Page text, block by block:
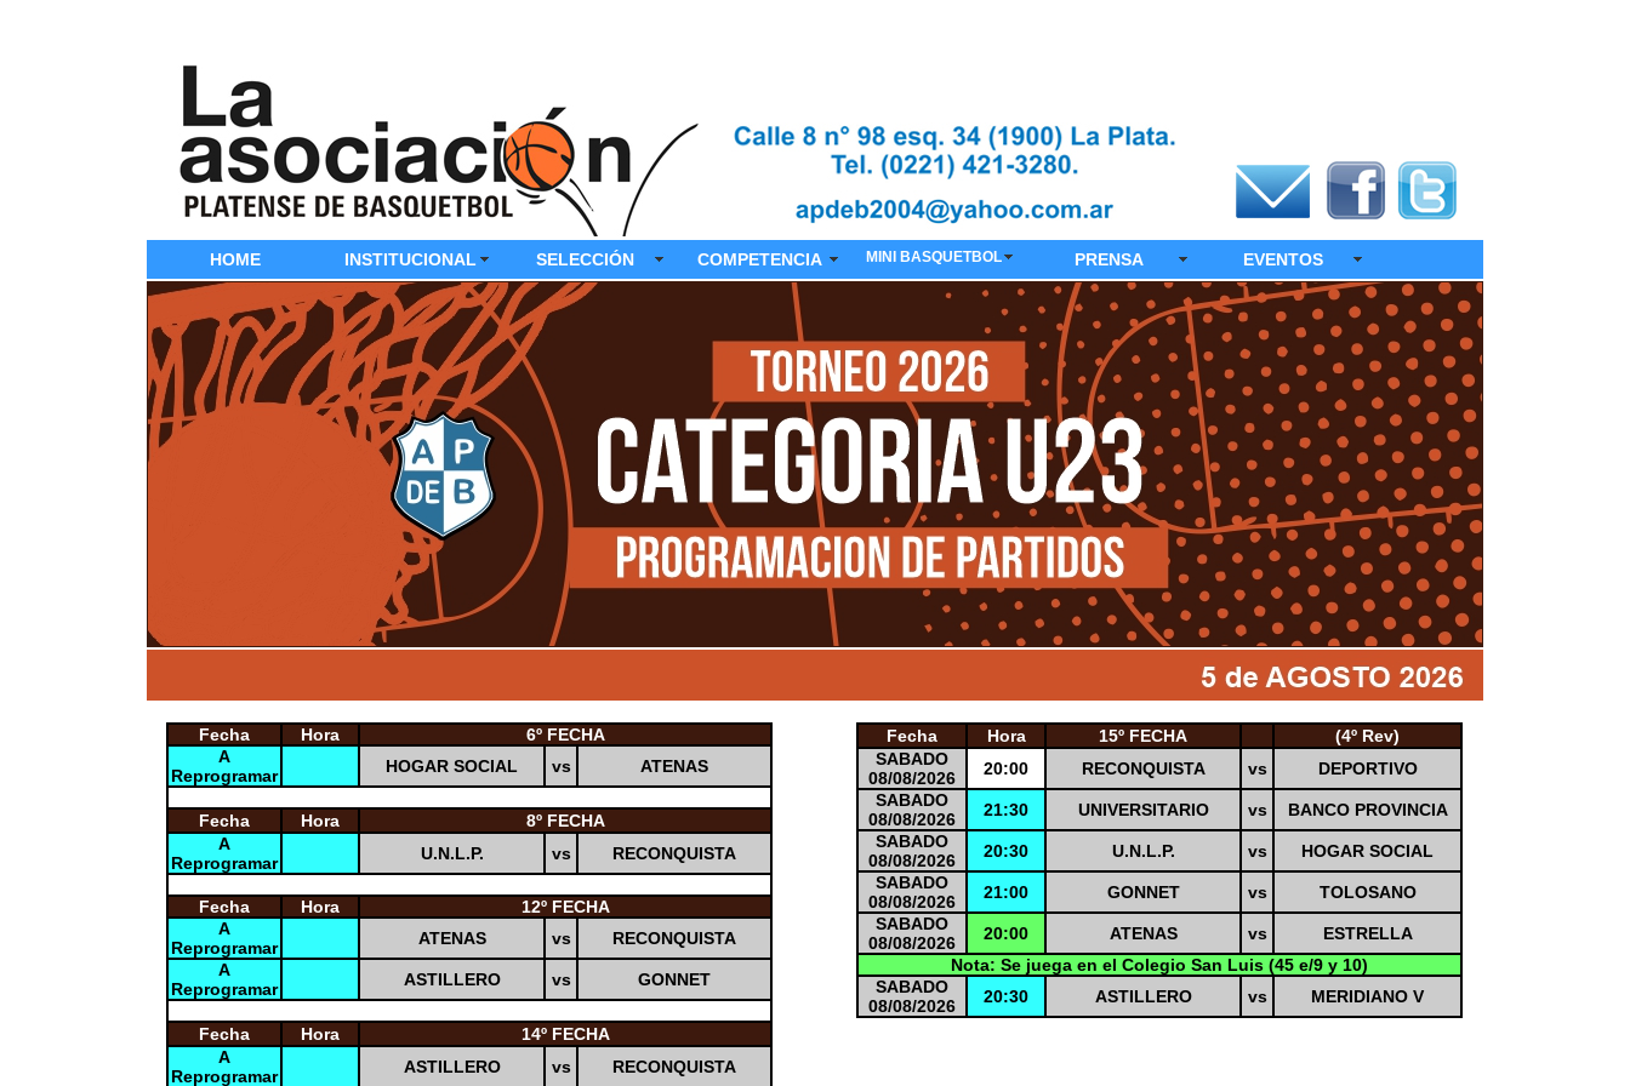
HOME INSTITUCIONAL SELECCIÓN COMPETENCIA MINI BASQUETBOL PRENSA EVENTOS
Fecha Hora
6º FECHA
A
Reprogramar
HOGAR SOCIAL vs
ATENAS
Fecha
Hora
8º FECHA
A
Reprogramar
U.N.L.P. vs
RECONQUISTA
Fecha
Hora
12º FECHA
A
Reprogramar
ATENAS vs
RECONQUISTA
A
Reprogramar
ASTILLERO vs
GONNET
Fecha
Hora
14º FECHA
A
Reprogramar
ASTILLERO vs RECONQUISTA
Fecha Hora 15º FECHA
(4º Rev)
SABADO
08/08/2026
20:00 RECONQUISTA vs
DEPORTIVO
SABADO
08/08/2026
21:30 UNIVERSITARIO vs
BANCO PROVINCIA
SABADO
08/08/2026
20:30 U.N.L.P. vs
HOGAR SOCIAL
SABADO
08/08/2026
21:00 GONNET vs
TOLOSANO
SABADO
08/08/2026
20:00 ATENAS vs
ESTRELLA
Nota: Se juega en el Colegio San Luis (45 e/9 y 10)
SABADO
08/08/2026
20:30 ASTILLERO vs MERIDIANO V